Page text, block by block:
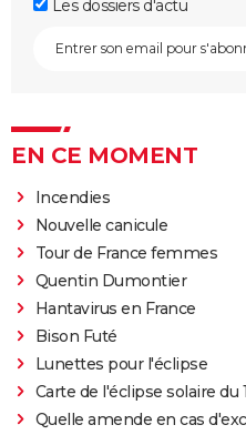
Les dossiers d'actu
EN CE MOMENT
Incendies
Nouvelle canicule
Tour de France femmes
Quentin Dumontier
Hantavirus en France
Bison Futé
Lunettes pour l'éclipse
Carte de l'éclipse solaire du
Quelle amende en cas